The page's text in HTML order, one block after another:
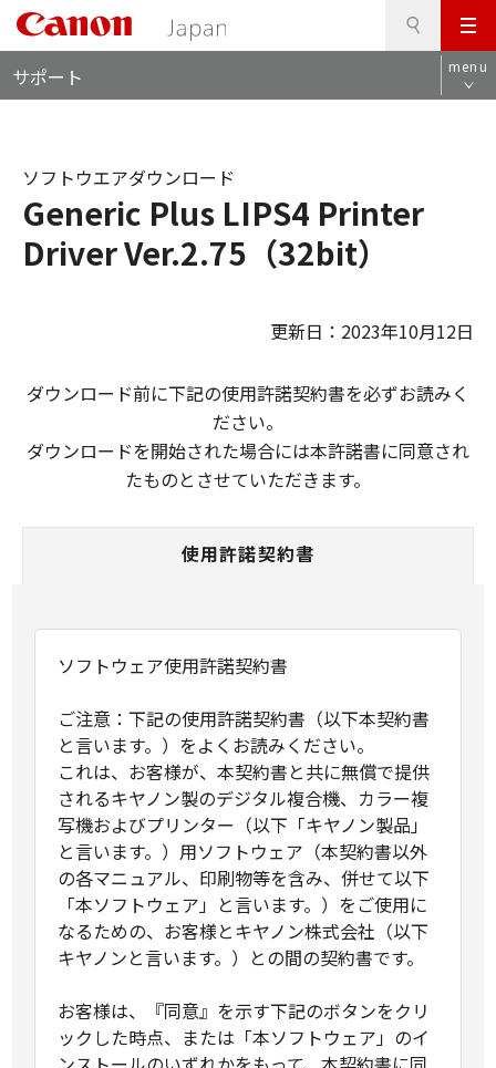
メ
ニ
ュ
サポート menu
Generic Plus LIPS4 Printer
Driver Ver.2.75（32bit）
ソフトウエアダウンロード
更新日：2023年10月12日
ダウンロード前に下記の使用許諾契約書を必ずお読みく
ださい。
ダウンロードを開始された場合には本許諾書に同意され
たものとさせていただきます。
使用許諾契約書
ソフトウェア使用許諾契約書
ご注意：下記の使用許諾契約書（以下本契約書
と言います。）をよくお読みください。
これは、お客様が、本契約書と共に無償で提供
されるキヤノン製のデジタル複合機、カラー複
写機およびプリンター（以下「キヤノン製品」
と言います。）用ソフトウェア（本契約書以外
の各マニュアル、印刷物等を含み、併せて以下
「本ソフトウェア」と言います。）をご使用に
なるための、お客様とキヤノン株式会社（以下
キヤノンと言います。）との間の契約書です。
お客様は、『同意』を示す下記のボタンをクリ
ックした時点、または「本ソフトウェア」のイ